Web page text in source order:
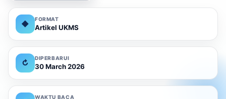
◆
FORMAT
Artikel UKMS
↻
DIPERBARUI
30 March 2026
WAKTU BACA